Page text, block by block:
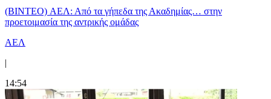
(BINTEO) ΑΕΛ: Από τα γήπεδα της Ακαδημίας… στην
προετοιμασία της αντρικής ομάδας
ΑΕΛ
|
14:54